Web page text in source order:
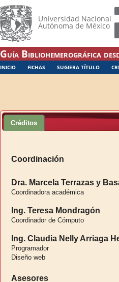
Universidad Nacional
Autónoma de México
Guía Bibliohemerográfica
INICIO FICHAS SUGIERA TÍTULO
Créditos
Coordinación
Dra. Marcela Terrazas y
Coordinadora académica
Ing. Teresa Mondragón
Coordinador de Cómputo
Ing. Claudia Nelly Arriaga
Programador
Diseño web
Asesores